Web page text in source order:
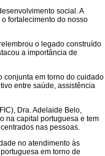
social. A
fortalecimento do nosso
o legado construído
a importância de
conjunta em torno do cuidado
entre saúde, assistência
Dra. Adelaide Belo,
na capital portuguesa e tem
nas pessoas.
no atendimento às
em torno de